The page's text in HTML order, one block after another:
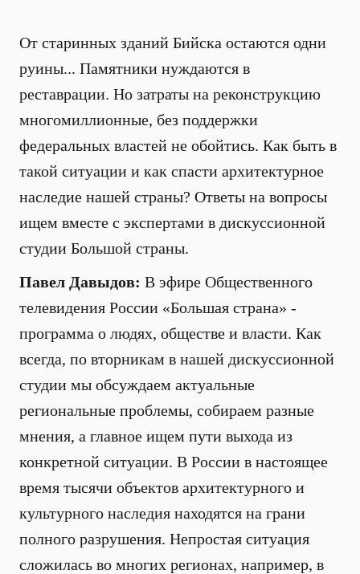
От старинных зданий Бийска остаются одни
руины... Памятники нуждаются в
реставрации. Но затраты на реконструкцию
многомиллионные, без поддержки
федеральных властей не обойтись. Как быть в
такой ситуации и как спасти архитектурное
наследие нашей страны? Ответы на вопросы
ищем вместе с экспертами в дискуссионной
студии Большой страны.
Павел Давыдов: В эфире Общественного
телевидения России «Большая страна» -
программа о людях, обществе и власти. Как
всегда, по вторникам в нашей дискуссионной
студии мы обсуждаем актуальные
региональные проблемы, собираем разные
мнения, а главное ищем пути выхода из
конкретной ситуации. В России в настоящее
время тысячи объектов архитектурного и
культурного наследия находятся на грани
полного разрушения. Непростая ситуация
сложилась во многих регионах, например, в